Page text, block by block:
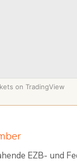
on TradingView
EZB- und